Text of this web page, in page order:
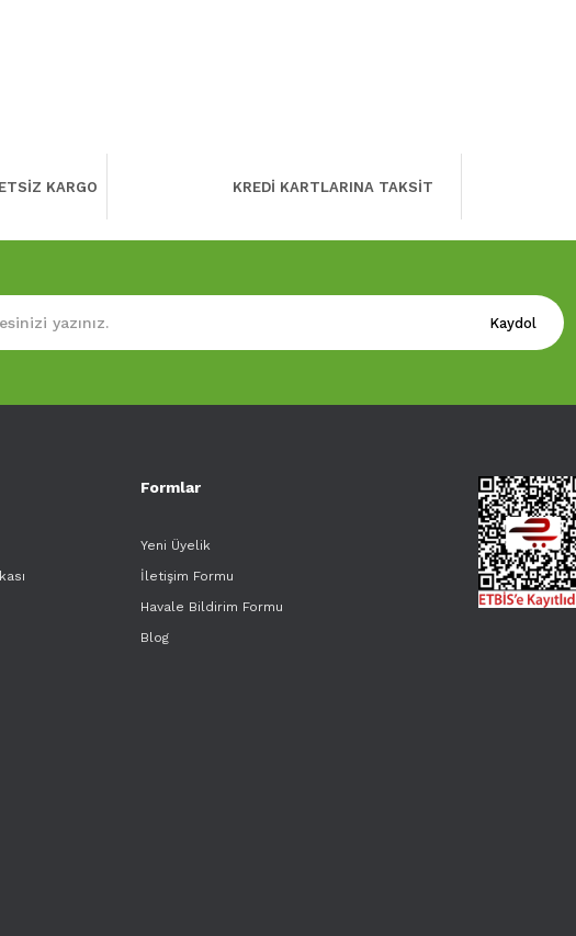
KARGO KREDİ KARTLARINA TAKSİT
Kaydol
Formlar
Yeni Üyelik
İletişim Formu
Havale Bildirim Formu
Blog